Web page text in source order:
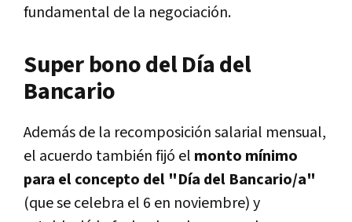
fundamental de la negociación.
Super bono del Día del
Bancario
Además de la recomposición salarial mensual,
el acuerdo también fijó el monto mínimo
para el concepto del "Día del Bancario/a"
(que se celebra el 6 en noviembre) y